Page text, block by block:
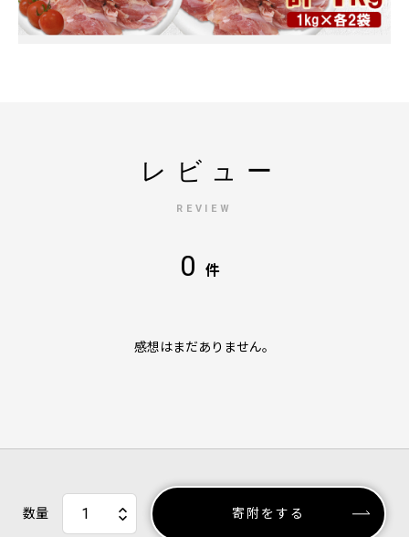
レビュー
REVIEW
0 件
感想はまだありません。
数量 寄附をする